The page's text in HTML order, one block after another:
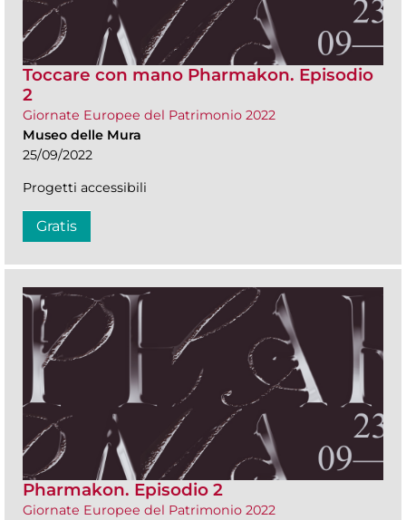
Toccare con mano Pharmakon. Episodio
2
Giornate Europee del Patrimonio 2022
Museo delle Mura
25/09/2022
Progetti accessibili
Gratis
Pharmakon. Episodio 2
Giornate Europee del Patrimonio 2022